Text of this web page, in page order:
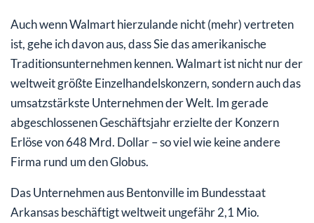
Auch wenn Walmart hierzulande nicht (mehr) vertreten
ist, gehe ich davon aus, dass Sie das amerikanische
Traditionsunternehmen kennen. Walmart ist nicht nur der
weltweit größte Einzelhandelskonzern, sondern auch das
umsatzstärkste Unternehmen der Welt. Im gerade
abgeschlossenen Geschäftsjahr erzielte der Konzern
Erlöse von 648 Mrd. Dollar – so viel wie keine andere
Firma rund um den Globus.
Das Unternehmen aus Bentonville im Bundesstaat
Arkansas beschäftigt weltweit ungefähr 2,1 Mio.